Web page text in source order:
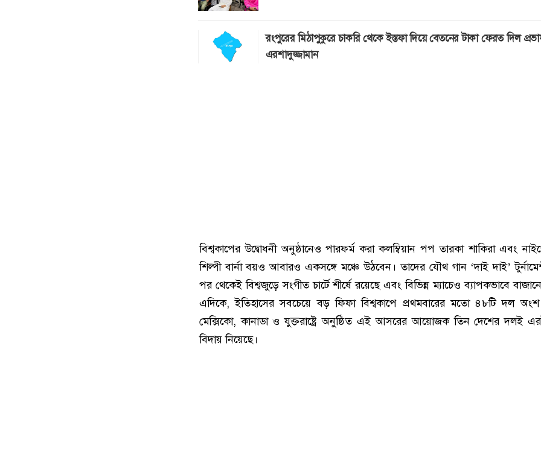
রংপুরের মিঠাপুকুরে চাকরি থেকে ইস্তফা দিয়ে বেতনের টাকা ফেরত দিল
এরশাদুজ্জামান
বিশ্বকাপের উদ্বোধনী অনুষ্ঠানেও পারফর্ম করা কলম্বিয়ান পপ তারকা শাকিরা এবং
শিল্পী বার্না বয়ও আবারও একসঙ্গে মঞ্চে উঠবেন। তাদের যৌথ গান ‘দাই দাই’
পর থেকেই বিশ্বজুড়ে সংগীত চার্টে শীর্ষে রয়েছে এবং বিভিন্ন ম্যাচেও ব্যাপকভাবে
এদিকে, ইতিহাসের সবচেয়ে বড় ফিফা বিশ্বকাপে প্রথমবারের মতো ৪৮টি দল অংশ
মেক্সিকো, কানাডা ও যুক্তরাষ্ট্রে অনুষ্ঠিত এই আসরের আয়োজক তিন দেশের দলই
বিদায় নিয়েছে।